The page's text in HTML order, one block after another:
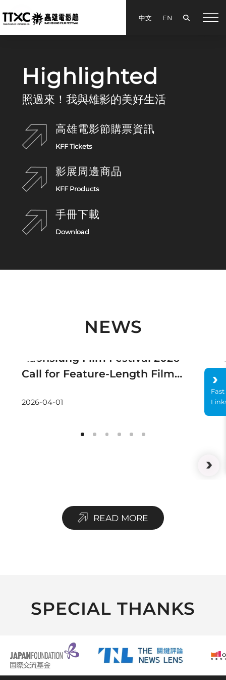
中文 EN Search
手機
Highlighted
照過來！我與雄影的美好生活
高雄電影節購票資訊
KFF Tickets
影展周邊商品
KFF Products
手冊下載
Download
NEWS
Kaohsiung Film Festival 2026
Call for Feature-Length Films
2026-04-01
READ MORE
SPECIAL THANKS
Fast